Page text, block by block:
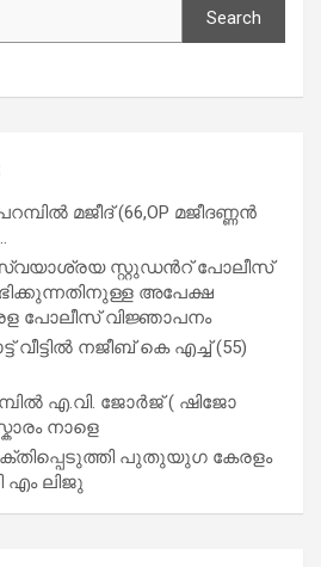
Search
മജീദ് (66,OP മജീദണ്ണൻ
സ്റ്റുഡന്‍റ് പോലീസ്
അപേക്ഷ
പോലീസ് വിജ്ഞാപനം
നജീബ് കെ എച്ച് (55)
എ.​വി. ജോ​ർ​ജ് ( ഷിജോ
നാളെ
പുതുയുഗ കേരളം
എം ലിജു